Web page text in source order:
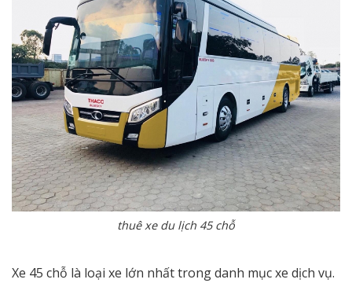
thuê xe du lịch 45 chỗ
Xe 45 chỗ là loại xe lớn nhất trong danh mục xe dịch vụ.